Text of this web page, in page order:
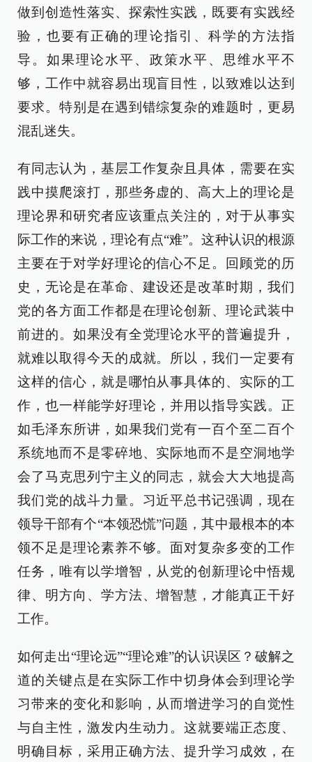
做到创造性落实、探索性实践，既要有实践经
验，也要有正确的理论指引、科学的方法指
导。如果理论水平、政策水平、思维水平不
够，工作中就容易出现盲目性，以致难以达到
要求。特别是在遇到错综复杂的难题时，更易
混乱迷失。
有同志认为，基层工作复杂且具体，需要在实
践中摸爬滚打，那些务虚的、高大上的理论是
理论界和研究者应该重点关注的，对于从事实
际工作的来说，理论有点“难”。这种认识的根源
主要在于对学好理论的信心不足。回顾党的历
史，无论是在革命、建设还是改革时期，我们
党的各方面工作都是在理论创新、理论武装中
前进的。如果没有全党理论水平的普遍提升，
就难以取得今天的成就。所以，我们一定要有
这样的信心，就是哪怕从事具体的、实际的工
作，也一样能学好理论，并用以指导实践。正
如毛泽东所讲，如果我们党有一百个至二百个
系统地而不是零碎地、实际地而不是空洞地学
会了马克思列宁主义的同志，就会大大地提高
我们党的战斗力量。习近平总书记强调，现在
领导干部有个“本领恐慌”问题，其中最根本的本
领不足是理论素养不够。面对复杂多变的工作
任务，唯有以学增智，从党的创新理论中悟规
律、明方向、学方法、增智慧，才能真正干好
工作。
如何走出“理论远”“理论难”的认识误区？破解之
道的关键点是在实际工作中切身体会到理论学
习带来的变化和影响，从而增进学习的自觉性
与自主性，激发内生动力。这就要端正态度、
明确目标，采用正确方法、提升学习成效，在